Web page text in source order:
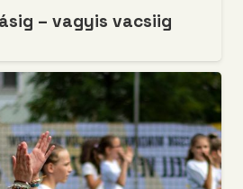
– vagyis vacsiig